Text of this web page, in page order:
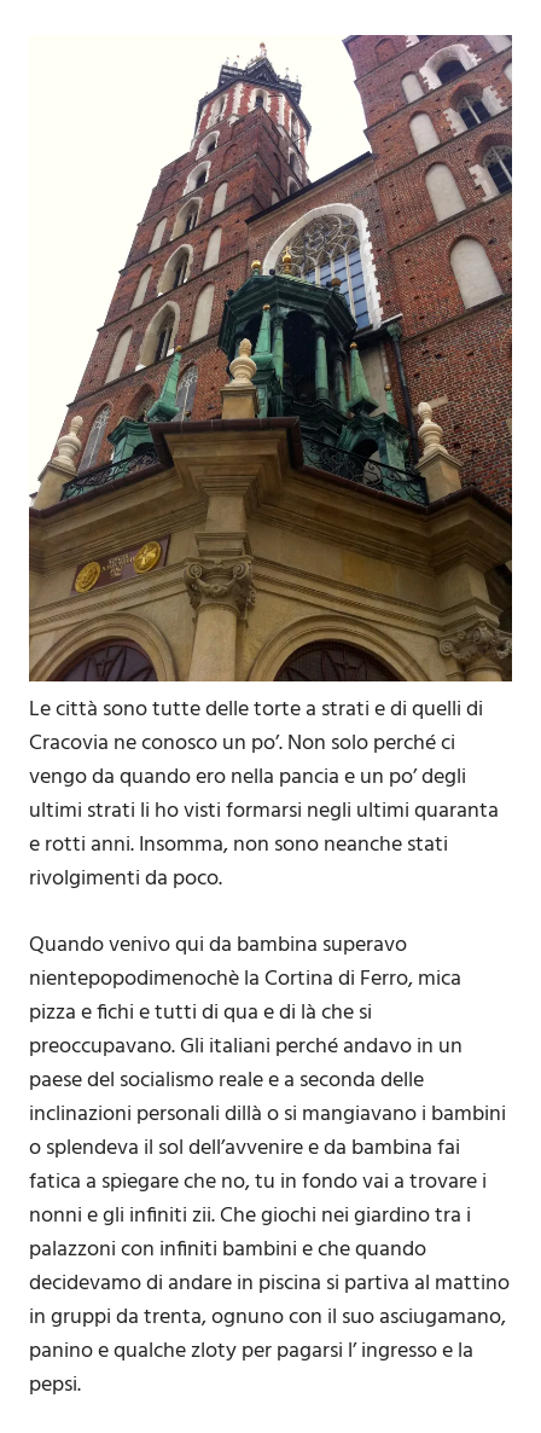
Le città sono tutte delle torte a strati e di quelli di
Cracovia ne conosco un po’. Non solo perché ci
vengo da quando ero nella pancia e un po’ degli
ultimi strati li ho visti formarsi negli ultimi quaranta
e rotti anni. Insomma, non sono neanche stati
rivolgimenti da poco.
Quando venivo qui da bambina superavo
nientepopodimenochè la Cortina di Ferro, mica
pizza e fichi e tutti di qua e di là che si
preoccupavano. Gli italiani perché andavo in un
paese del socialismo reale e a seconda delle
inclinazioni personali dillà o si mangiavano i bambini
o splendeva il sol dell’avvenire e da bambina fai
fatica a spiegare che no, tu in fondo vai a trovare i
nonni e gli infiniti zii. Che giochi nei giardino tra i
palazzoni con infiniti bambini e che quando
decidevamo di andare in piscina si partiva al mattino
in gruppi da trenta, ognuno con il suo asciugamano,
panino e qualche zloty per pagarsi l’ ingresso e la
pepsi.